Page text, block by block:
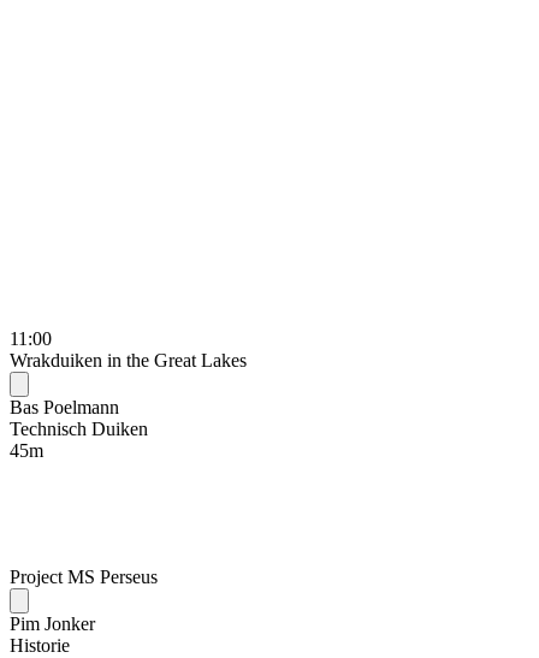
11:00
Wrakduiken in the Great Lakes
Bas Poelmann
Technisch Duiken
45m
Project MS Perseus
Pim Jonker
Historie